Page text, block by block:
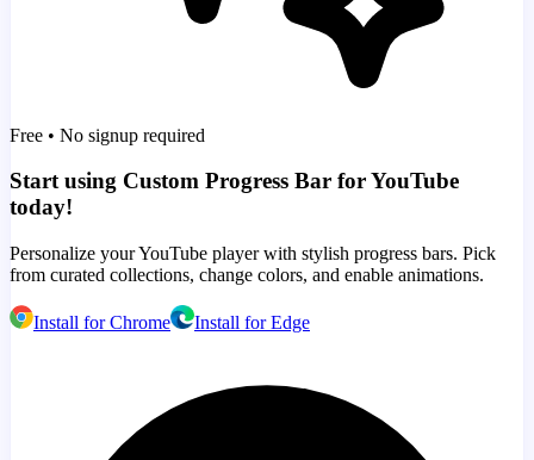
Free • No signup required
Start using Custom Progress Bar for YouTube
today!
Personalize your YouTube player with stylish progress bars. Pick
from curated collections, change colors, and enable animations.
Install for Chrome Install for Edge